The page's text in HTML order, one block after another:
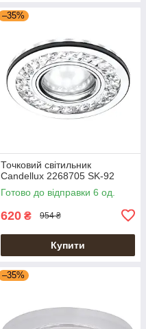
–35%
Точковий світильник
Candellux 2268705 SK-92
Готово до відправки 6 од.
620 ₴ 954 ₴
Купити
–35%